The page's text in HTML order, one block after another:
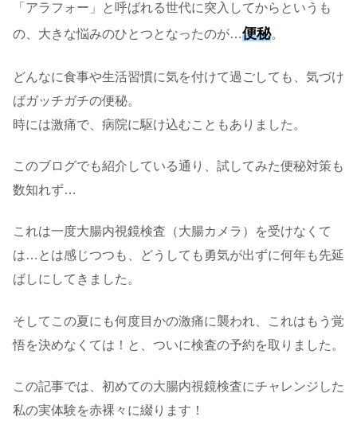
「アラフォー」と呼ばれる世代に突入してからというも
の、大きな悩みのひとつとなったのが…便秘。
どんなに食事や生活習慣に気を付けて過ごしても、気づけ
ばガッチガチの便秘。
時には激痛で、病院に駆け込むこともありました。
このブログでも紹介している通り、試してみた便秘対策も
数知れず…
これは一度大腸内視鏡検査（大腸カメラ）を受けなくて
は…とは感じつつも、どうしても勇気が出ずに何年も先延
ばしにしてきました。
そしてこの夏にも何度目かの激痛に襲われ、これはもう覚
悟を決めなくては！と、ついに検査の予約を取りました。
この記事では、初めての大腸内視鏡検査にチャレンジした
私の実体験を赤裸々に綴ります！